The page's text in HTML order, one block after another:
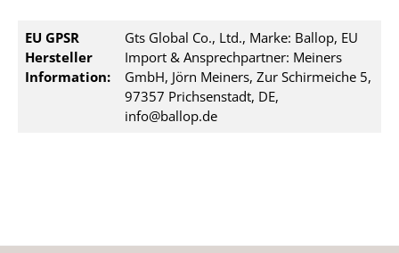
EU GPSR
Hersteller
Information:
Gts Global Co., Ltd., Marke: Ballop, EU
Import & Ansprechpartner: Meiners
GmbH, Jörn Meiners, Zur Schirmeiche 5,
97357 Prichsenstadt, DE,
info@ballop.de